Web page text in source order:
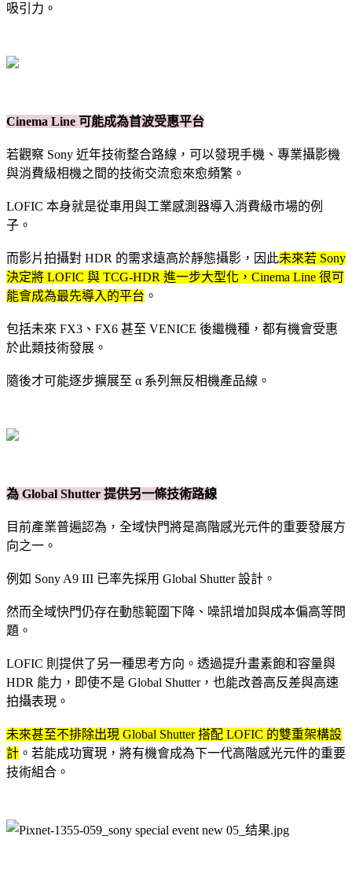
吸引力。
Cinema Line 可能成為首波受惠平台
若觀察 Sony 近年技術整合路線，可以發現手機、專業攝影機
與消費級相機之間的技術交流愈來愈頻繁。
LOFIC 本身就是從車用與工業感測器導入消費級市場的例
子。
而影片拍攝對 HDR 的需求遠高於靜態攝影，因此未來若 Sony
決定將 LOFIC 與 TCG-HDR 進一步大型化，Cinema Line 很可
能會成為最先導入的平台 。
包括未來 FX3、FX6 甚至 VENICE 後繼機種，都有機會受惠
於此類技術發展。
隨後才可能逐步擴展至 α 系列無反相機產品線。
為 Global Shutter 提供另一條技術路線
目前產業普遍認為，全域快門將是高階感光元件的重要發展方
向之一。
例如 Sony A9 III 已率先採用 Global Shutter 設計。
然而全域快門仍存在動態範圍下降、噪訊增加與成本偏高等問
題。
LOFIC 則提供了另一種思考方向。透過提升畫素飽和容量與
HDR 能力，即使不是 Global Shutter，也能改善高反差與高速
拍攝表現。
未來甚至不排除出現 Global Shutter 搭配 LOFIC 的雙重架構設
計 。若能成功實現，將有機會成為下一代高階感光元件的重要
技術組合。